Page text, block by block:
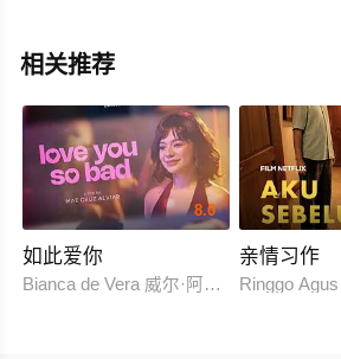
相关推荐
8.0
如此爱你
Bianca de Vera 威尔·阿什利·德莱昂
亲情习作
Ringgo